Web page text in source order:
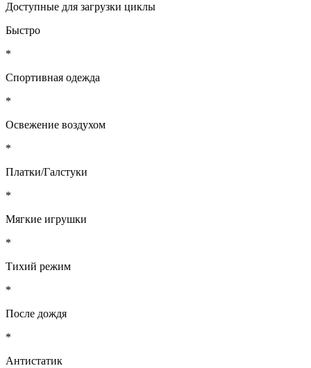
Доступные для загрузки циклы
Быстро
*
Спортивная одежда
*
Освежение воздухом
*
Платки/Галстуки
*
Мягкие игрушки
*
Тихий режим
*
После дождя
*
Антистатик